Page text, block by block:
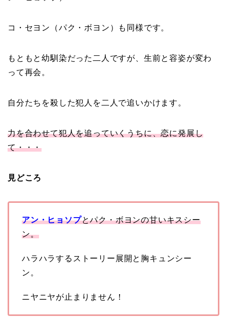
コ・セヨン（パク・ボヨン）も同様です。
もともと幼馴染だった二人ですが、生前と容姿が変わ
って再会。
自分たちを殺した犯人を二人で追いかけます。
力を合わせて犯人を追っていくうちに、恋に発展し
て・・・
見どころ
アン・ヒョソプとパク・ボヨンの甘いキスシー
ン。
ハラハラするストーリー展開と 胸キュンシー
ン。
ニヤニヤが止まりません！